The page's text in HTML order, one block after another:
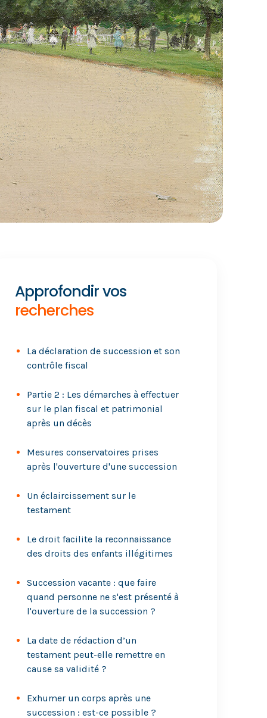
Approfondir vos
recherches
La déclaration de succession et son
contrôle fiscal
Partie 2 : Les démarches à effectuer
sur le plan fiscal et patrimonial
après un décès
Mesures conservatoires prises
après l'ouverture d'une succession
Un éclaircissement sur le
testament
Le droit facilite la reconnaissance
des droits des enfants illégitimes
Succession vacante : que faire
quand personne ne s'est présenté à
l'ouverture de la succession ?
La date de rédaction d’un
testament peut-elle remettre en
cause sa validité ?
Exhumer un corps après une
succession : est-ce possible ?